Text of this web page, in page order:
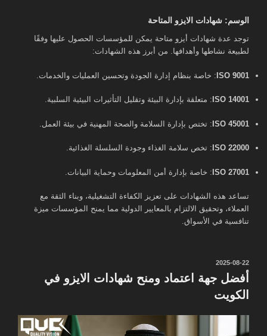
الوسم: شهادات الايزو المتاحة
توجد عدة شهادات أيزو متاحة يمكن للمؤسسات الحصول عليها وفقًا
لطبيعة نشاطها وأهدافها. من أبرز هذه الشهادات:
ISO 9001 : خاصة بنظام إدارة الجودة وتحسين العمليات والخدمات.
ISO 14001 : متعلقة بإدارة البيئة وتقليل التأثيرات البيئية السلبية.
ISO 45001 : تختص بإدارة السلامة والصحة المهنية في بيئة العمل.
ISO 22000 : تخص سلامة الغذاء وجودة السلسلة الغذائية.
ISO 27001 : خاصة بإدارة أمن المعلومات وحماية البيانات.
تساعد هذه الشهادات على تعزيز الكفاءة التشغيلية، وبناء الثقة مع
العملاء، وتحقيق الالتزام بالمعايير الدولية مما يمنح المؤسسات ميزة
تنافسية في الأسواق.
نُشر
في
2025-08-22
أفضل جهة اعتماد ومنح شهادات الايزو في
الكويت